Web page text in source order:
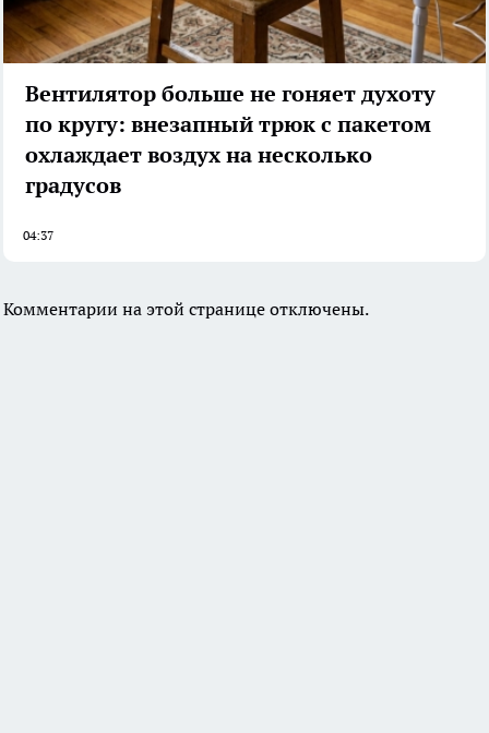
Вентилятор больше не гоняет духоту
по кругу: внезапный трюк с пакетом
охлаждает воздух на несколько
градусов
04:37
Комментарии на этой странице отключены.